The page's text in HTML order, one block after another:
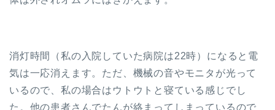
消灯時間（私の入院していた病院は22時）になると電
気は一応消えます。ただ、機械の音やモニタが光って
いるので、私の場合はウトウトと寝ている感じでし
た。他の患者さんでたんが絡まってしまっているので